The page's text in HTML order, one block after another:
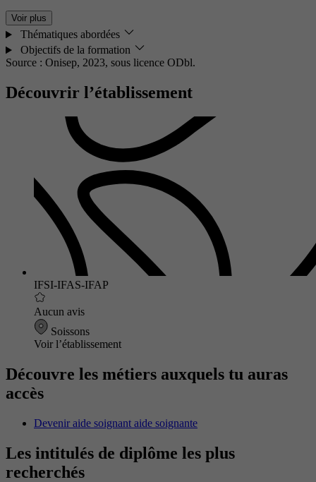
Voir plus
Thématiques abordées
Objectifs de la formation
Source : Onisep, 2023, sous licence ODbl.
Découvrir l’établissement
IFSI-IFAS-IFAP
Aucun avis
Soissons
Voir l’établissement
Découvre les métiers auxquels tu auras
accès
Devenir aide soignant aide soignante
Les intitulés de diplôme les plus
recherchés